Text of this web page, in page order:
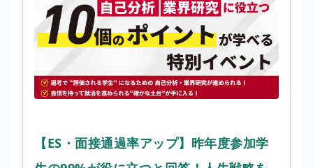
【ES・面接通過率アップ】昨年度参加学